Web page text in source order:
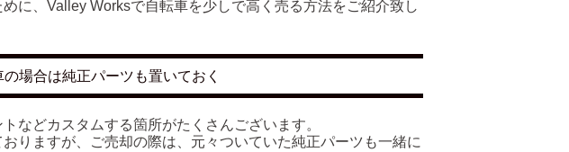
に、Valley Worksで自転車を少しで高く売る方法をご紹介致し
の場合は純正パーツも置いておく
などカスタムする箇所がたくさんございます。
りますが、ご売却の際は、元々ついていた純正パーツも一緒に